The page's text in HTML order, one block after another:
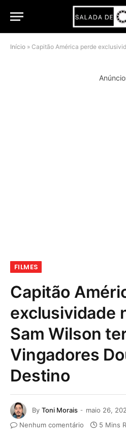
Início » Capitão América perde exclusividade no MCU: era
FILMES
Capitão
exclusividade
Sam Wilson
Vingadores
Destino
By Toni Morais
maio 26,
Nenhum comentário
5 Mins